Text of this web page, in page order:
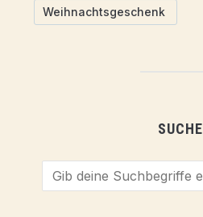
Weihnachtsgeschenk
SUCHE